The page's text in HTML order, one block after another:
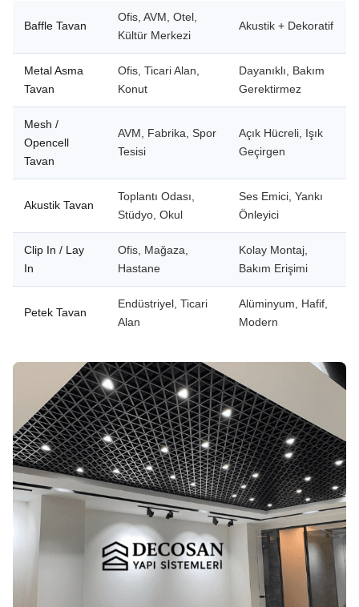
Baffle Tavan
Ofis, AVM, Otel,
Kültür Merkezi
Akustik + Dekoratif
Metal Asma
Tavan
Ofis, Ticari Alan,
Konut
Dayanıklı, Bakım
Gerektirmez
Mesh /
Opencell
Tavan
AVM, Fabrika, Spor
Tesisi
Açık Hücreli, Işık
Geçirgen
Akustik Tavan
Toplantı Odası,
Stüdyo, Okul
Ses Emici, Yankı
Önleyici
Clip In / Lay
In
Ofis, Mağaza,
Hastane
Kolay Montaj,
Bakım Erişimi
Petek Tavan
Endüstriyel, Ticari
Alan
Alüminyum, Hafif,
Modern